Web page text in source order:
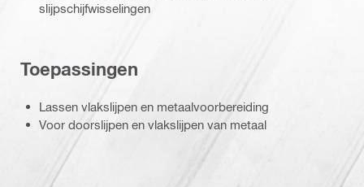
slijpschijfwisselingen
Toepassingen
Lassen vlakslijpen en metaalvoorbereiding
Voor doorslijpen en vlakslijpen van metaal